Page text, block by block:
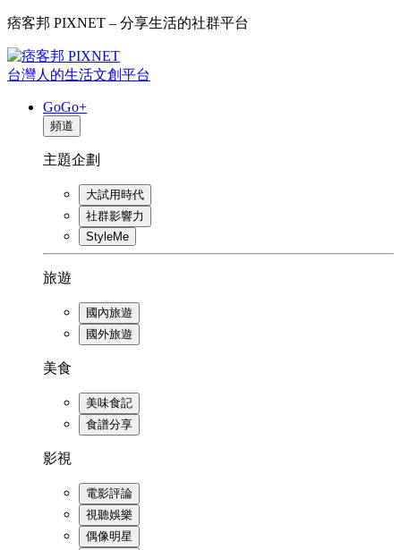
痞客邦 PIXNET – 分享生活的社群平台
台灣人的生活文創平台
GoGo+
頻道
主題企劃
大試用時代
社群影響力
StyleMe
旅遊
國內旅遊
國外旅遊
美食
美味食記
食譜分享
影視
電影評論
視聽娛樂
偶像明星